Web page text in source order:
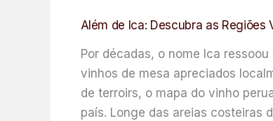
Além de Ica: Descubra as
Por décadas, o nome Ica
vinhos de mesa apreciados
de terroirs, o mapa do vinho
país. Longe das areias costeiras